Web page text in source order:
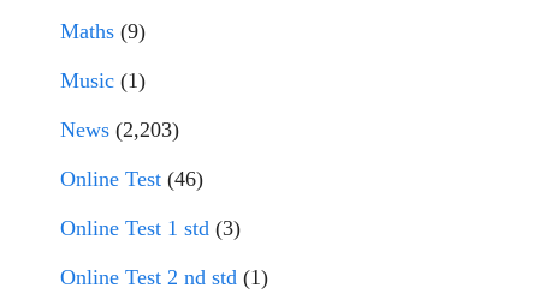
Maths (9)
Music (1)
News (2,203)
Online Test (46)
Online Test 1 std (3)
Online Test 2 nd std (1)